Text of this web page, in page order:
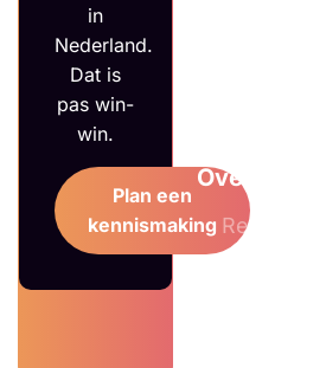
in
Nederland.
Dat is
pas win-
win.
Plan een
kennismaking
Over ons
Reviews